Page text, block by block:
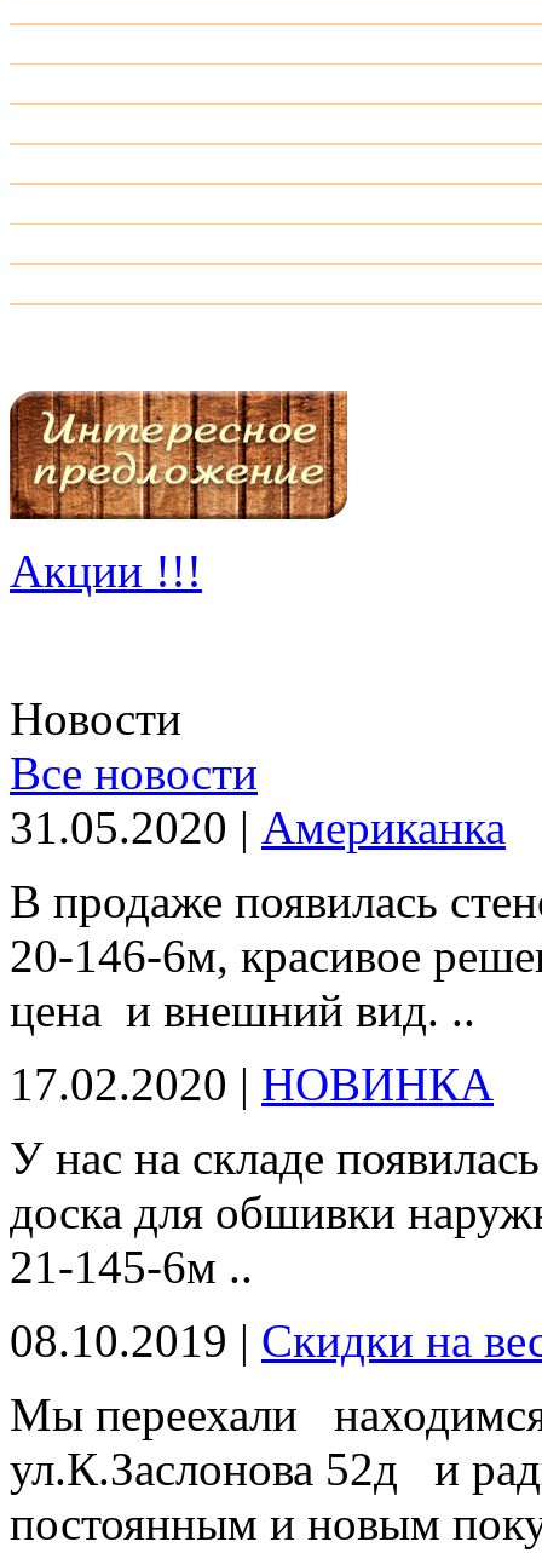
Акции !!!
Новости
Все новости
31.05.2020 | Американка
В продаже появилась
20-146-6м, красивое
цена и внешний вид. ..
17.02.2020 | НОВИНКА
У нас на складе
доска для обшивки
21-145-6м ..
08.10.2019 | Скидки на
Мы переехали находимся
ул.К.Заслонова 52д и
постоянным и новым